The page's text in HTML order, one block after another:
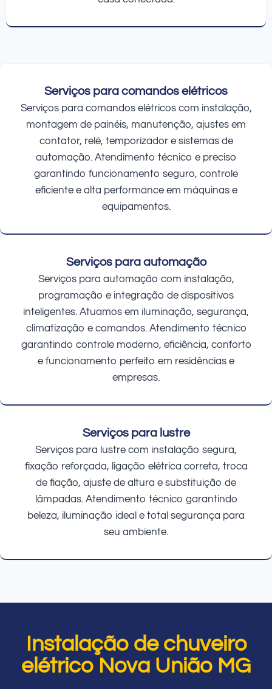
Serviços para comandos elétricos
Serviços para comandos elétricos com instalação,
montagem de painéis, manutenção, ajustes em
contator, relé, temporizador e sistemas de
automação. Atendimento técnico e preciso
garantindo funcionamento seguro, controle
eficiente e alta performance em máquinas e
equipamentos.
Serviços para automação
Serviços para automação com instalação,
programação e integração de dispositivos
inteligentes. Atuamos em iluminação, segurança,
climatização e comandos. Atendimento técnico
garantindo controle moderno, eficiência, conforto
e funcionamento perfeito em residências e
empresas.
Serviços para lustre
Serviços para lustre com instalação segura,
fixação reforçada, ligação elétrica correta, troca
de fiação, ajuste de altura e substituição de
lâmpadas. Atendimento técnico garantindo
beleza, iluminação ideal e total segurança para
seu ambiente.
Instalação de chuveiro
elétrico Nova União MG